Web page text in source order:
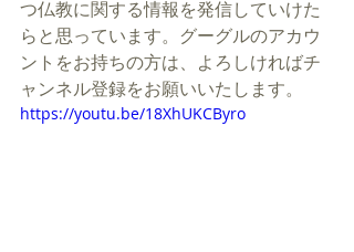
つ仏教に関する情報を発信していけた
らと思っています。グーグルのアカウ
ントをお持ちの方は、よろしければチ
ャンネル登録をお願いいたします。
https://youtu.be/18XhUKCByro